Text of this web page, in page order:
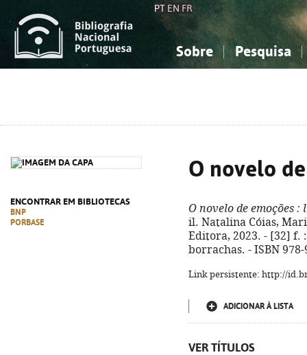
PT EN FR
Sobre Pesquisa
ENCONTRAR EM BIBLIOTECAS
BNP
PORBASE
O novelo
O novelo de emoções :
il. Natalina Cóias,
Editora, 2023. - [32] f.
borrachas. - ISBN 978-
Link persistente: http://
ADICIONAR À LISTA
VER TÍTULOS